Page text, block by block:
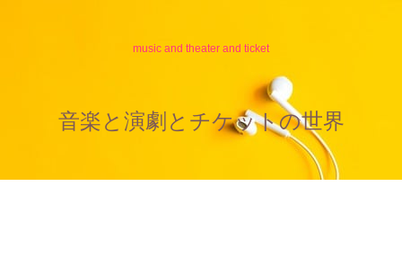
music and theater and ticket
音楽と演劇とチケットの世界